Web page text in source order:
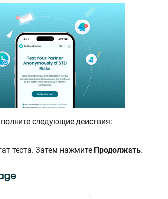
следующие действия:
теста. Затем нажмите Продолжать.